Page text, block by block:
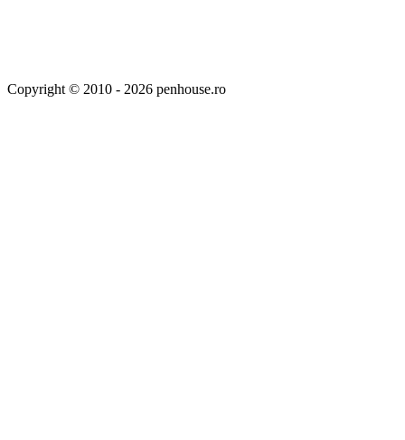
Copyright © 2010 - 2026 penhouse.ro